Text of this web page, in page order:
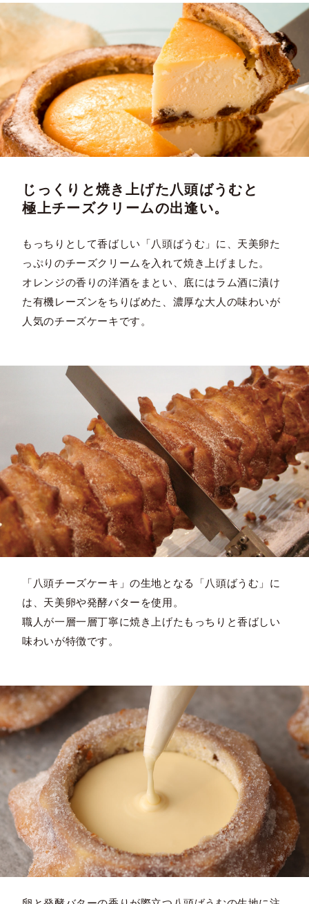
じっくりと焼き上げた八頭ばうむと
極上チーズクリームの出逢い。
もっちりとして香ばしい「八頭ばうむ」に、天美卵た
っぷりのチーズクリームを入れて焼き上げました。
オレンジの香りの洋酒をまとい、底にはラム酒に漬け
た有機レーズンをちりばめた、濃厚な大人の味わいが
人気のチーズケーキです。
「八頭チーズケーキ」の生地となる「八頭ばうむ」に
は、天美卵や発酵バターを使用。
職人が一層一層丁寧に焼き上げたもっちりと香ばしい
味わいが特徴です。